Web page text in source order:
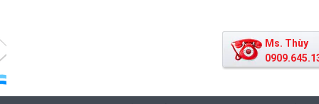
Ms. Thùy